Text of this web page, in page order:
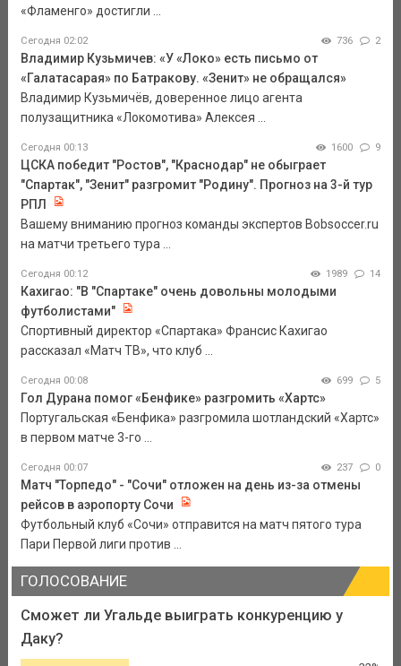
«Фламенго» достигли ...
Сегодня 02:02 736 2
Владимир Кузьмичев: «У «Локо» есть письмо от
«Галатасарая» по Батракову. «Зенит» не обращался»
Владимир Кузьмичёв, доверенное лицо агента
полузащитника «Локомотива» Алексея ...
Сегодня 00:13 1600 9
ЦСКА победит "Ростов", "Краснодар" не обыграет
"Спартак", "Зенит" разгромит "Родину". Прогноз на 3-й тур
РПЛ
Вашему вниманию прогноз команды экспертов Bobsoccer.ru
на матчи третьего тура ...
Сегодня 00:12 1989 14
Кахигао: "В "Спартаке" очень довольны молодыми
футболистами"
Спортивный директор «Спартака» Франсис Кахигао
рассказал «Матч ТВ», что клуб ...
Сегодня 00:08 699 5
Гол Дурана помог «Бенфике» разгромить «Хартс»
Португальская «Бенфика» разгромила шотландский «Хартс»
в первом матче 3-го ...
Сегодня 00:07 237 0
Матч "Торпедо" - "Сочи" отложен на день из-за отмены
рейсов в аэропорту Сочи
Футбольный клуб «Сочи» отправится на матч пятого тура
Пари Первой лиги против ...
ГОЛОСОВАНИЕ
Сможет ли Угальде выиграть конкуренцию у
Даку?